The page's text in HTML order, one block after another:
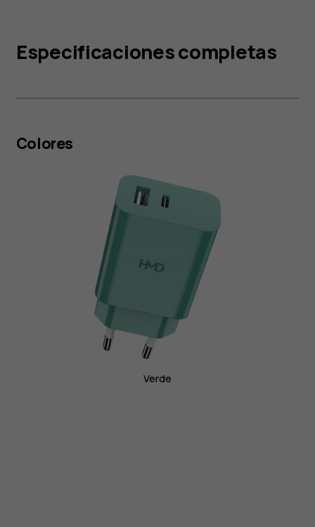
Especificaciones completas
Colores
Verde